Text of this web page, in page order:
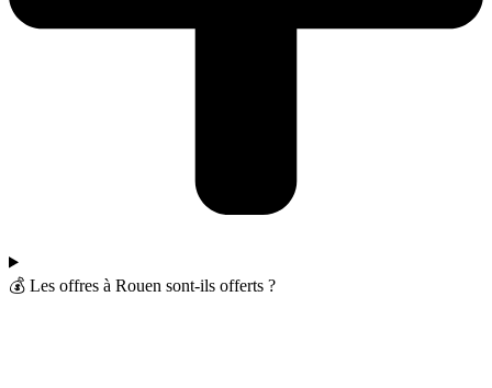
💰 Les offres à Rouen sont-ils offerts ?